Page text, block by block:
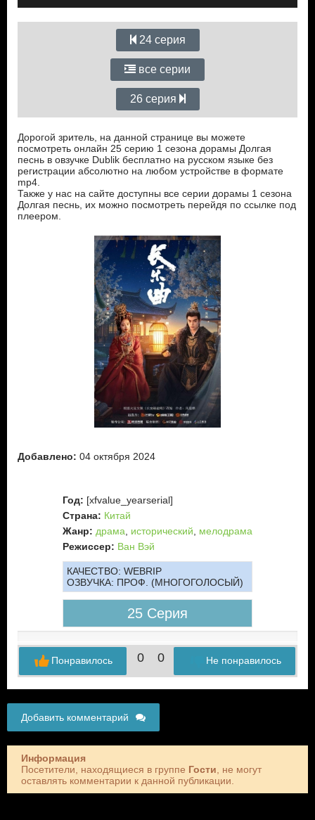
24 серия
все серии
26 серия
Дорогой зритель, на данной странице вы можете
посмотреть онлайн 25 серию 1 сезона дорамы Долгая
песнь в овзучке Dublik бесплатно на русском языке без
регистрации абсолютно на любом устройстве в формате
mp4.
Также у нас на сайте доступны все серии дорамы 1 сезона
Долгая песнь, их можно посмотреть перейдя по ссылке под
плеером.
Добавлено: 04 октября 2024
Год: [xfvalue_yearserial]
Страна: Китай
Жанр: драма, исторический, мелодрама
Режиссер: Ван Вэй
КАЧЕСТВО: WEBRIP
ОЗВУЧКА: ПРОФ. (МНОГОГОЛОСЫЙ)
25 Серия
0 0 Не понравилось
Понравилось
Добавить комментарий
Информация
Посетители, находящиеся в группе Гости, не могут
оставлять комментарии к данной публикации.